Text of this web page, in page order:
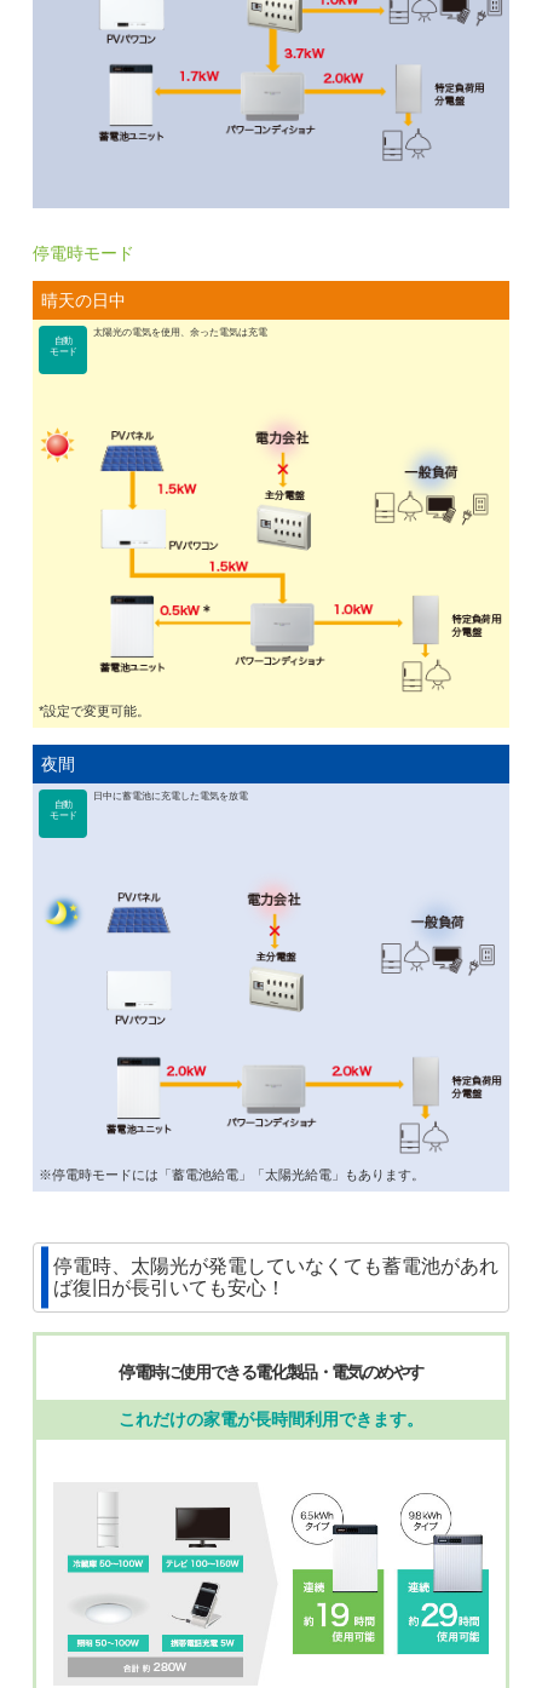
停電時モード
晴天の日中
自動
モード
太陽光の電気を使用、余った電気は充電
*設定で変更可能。
夜間
自動
モード
日中に蓄電池に充電した電気を放電
※停電時モードには「蓄電池給電」「太陽光給電」もあります。
停電時、太陽光が発電していなくても蓄電池があれ
ば復旧が長引いても安心！
停電時に使用できる電化製品・電気のめやす
これだけの家電が長時間利用できます。